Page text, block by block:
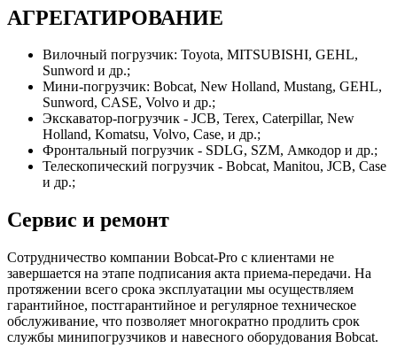
АГРЕГАТИРОВАНИЕ
Вилочный погрузчик: Toyota, MITSUBISHI, GEHL,
Sunword и др.;
Мини-погрузчик: Bobcat, New Holland, Mustang, GEHL,
Sunword, CASE, Volvo и др.;
Экскаватор-погрузчик - JCB, Terex, Caterpillar, New
Holland, Komatsu, Volvo, Case, и др.;
Фронтальный погрузчик - SDLG, SZM, Амкодор и др.;
Телескопический погрузчик - Bobcat, Manitou, JCB, Case
и др.;
Сервис и ремонт
Сотрудничество компании Bobcat-Pro с клиентами не
завершается на этапе подписания акта приема-передачи. На
протяжении всего срока эксплуатации мы осуществляем
гарантийное, постгарантийное и регулярное техническое
обслуживание, что позволяет многократно продлить срок
службы минипогрузчиков и навесного оборудования Bobcat.